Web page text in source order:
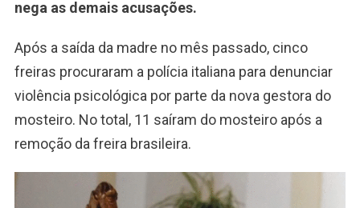
nega as demais acusações.
Após a saída da madre no mês passado, cinco
freiras procuraram a polícia italiana para denunciar
violência psicológica por parte da nova gestora do
mosteiro. No total, 11 saíram do mosteiro após a
remoção da freira brasileira.